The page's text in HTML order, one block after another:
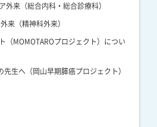
外来（総合内科・総合診療科）
来（精神科外来）
（MOMOTAROプロジェクト）につい
生へ（岡山早期膵癌プロジェクト）